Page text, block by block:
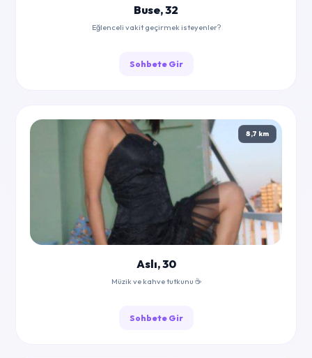
Buse, 32
Eğlenceli vakit geçirmek isteyenler?
Sohbete Gir
8,7 km
Aslı, 30
Müzik ve kahve tutkunu ☕
Sohbete Gir